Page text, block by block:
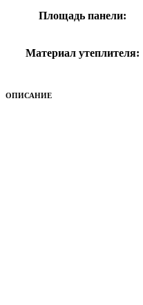
Площадь панели:
Материал утеплителя:
ОПИСАНИЕ